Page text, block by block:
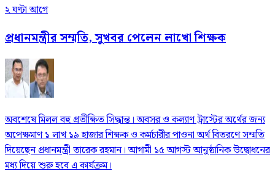
২ ঘণ্টা আগে
প্রধানমন্ত্রীর সম্মতি, সুখবর পেলেন লাখো শিক্ষক
অবশেষে মিলল বহু প্রতীক্ষিত সিদ্ধান্ত। অবসর ও কল্যাণ ট্রাস্টের অর্থের জন্য
অপেক্ষমাণ ১ লাখ ১৯ হাজার শিক্ষক ও কর্মচারীর পাওনা অর্থ বিতরণে সম্মতি
দিয়েছেন প্রধানমন্ত্রী তারেক রহমান। আগামী ১৫ আগস্ট আনুষ্ঠানিক উদ্বোধনের
মধ্য দিয়ে শুরু হবে এ কার্যক্রম।